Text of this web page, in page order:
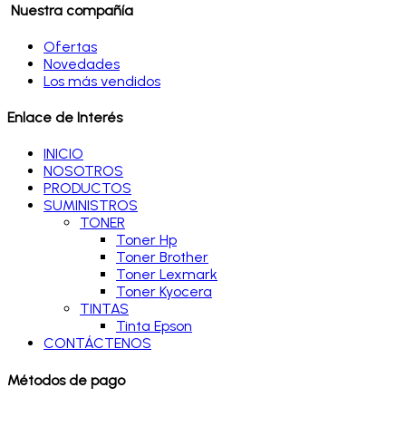
Nuestra compañía
Ofertas
Novedades
Los más vendidos
Enlace de Interés
INICIO
NOSOTROS
PRODUCTOS
SUMINISTROS
TONER
Toner Hp
Toner Brother
Toner Lexmark
Toner Kyocera
TINTAS
Tinta Epson
CONTÁCTENOS
Métodos de pago